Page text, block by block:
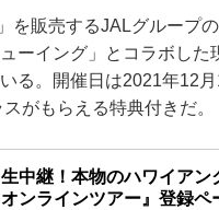
を販売するJALグループ
ーイング」とコラボした
る。開催日は2021年12
がもらえる特典付きだ。
生中継！本物のハワイア
ンラインツアー』登録ペ